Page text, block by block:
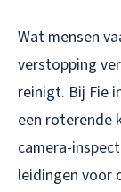
Wat mensen
verstopping
reinigt. Bij Fie
een roterende
camera-
leidingen voor